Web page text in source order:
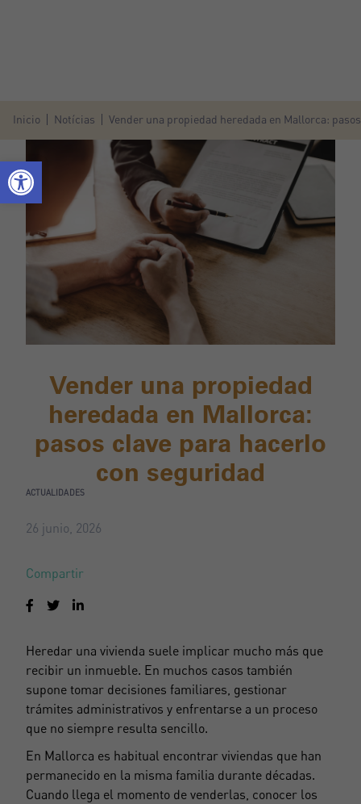
Inicio Notícias Vender una propiedad heredada en Mallorca:
Vender una propiedad
heredada en Mallorca:
pasos clave para hacerlo
con seguridad
ACTUALIDADES
26 junio, 2026
Compartir
Heredar una vivienda suele implicar mucho más que
recibir un inmueble. En muchos casos también
supone tomar decisiones familiares, gestionar
trámites administrativos y enfrentarse a un proceso
que no siempre resulta sencillo.
En Mallorca es habitual encontrar viviendas que han
permanecido en la misma familia durante décadas.
Cuando llega el momento de venderlas, conocer los